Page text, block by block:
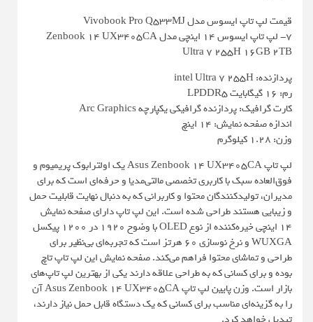
قیمت لپ تاپ ایسوس مدل Vivobook Pro Q533MJ
7- لپ تاپ ایسوس 14 اینچی مدل Zenbook 14 UX3405CA
Ultra 7 255H 16GB 2TB
پردازنده: intel Ultra 7 255H
رم: 16 گیگابایت LPDDR5
کارت گرافیک: پردازنده گرافیکی یکپارچه Arc Graphics
اندازه صفحه نمایش: 14 اینچ
وزن: 1.28 کیلوگرم
لپ تاپ Asus Zenbook 14 UX3405CA یک اولترابوک پریمیوم و
فوق‌العاده سبک با کاربری تخصصی مالتی‌مدیا و حرفه‌ای است که برای
مدیران، تولیدکنندگان محتوا و کاربرانی که به دنبال نهایت قابلیت حمل
و زیبایی هستند طراحی شده است. این لپ تاپ دارای صفحه نمایش
14 اینچی خیره‌کننده از نوع OLED با وضوح 1920 در 1200 پیکسل
WUXGA و نرخ نوسازی 60 هرتز است که تجربه‌ای بی‌نظیر برای
طراحی و تماشای محتوا فراهم می‌کند. صفحه نمایش این لپ تاپ تاچ
بوده و برای کسانی که به طراحی علاقه دارند یکی از بهترین لپ تاپ‌های
بازار است. وزن پایین لپ تاپ Asus Zenbook 14 UX3405CA آن
را به گزینه‌ای مناسب برای کسانی که یک دستگاه قابل حمل نیاز دارند،